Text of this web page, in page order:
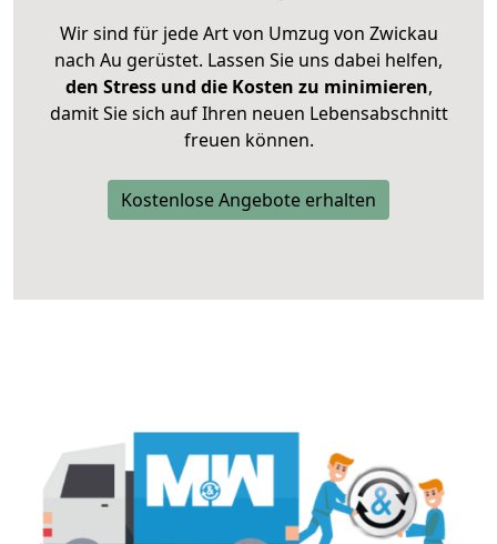
Wir sind für jede Art von Umzug von Zwickau
nach Au gerüstet. Lassen Sie uns dabei helfen,
den Stress und die Kosten zu minimieren,
damit Sie sich auf Ihren neuen Lebensabschnitt
freuen können.
Kostenlose Angebote erhalten